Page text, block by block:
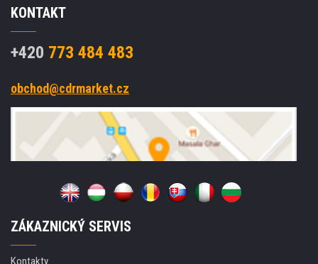
KONTAKT
+420 773 484 483
obchod@cdrmarket.cz
ZÁKAZNICKÝ SERVIS
Kontakty